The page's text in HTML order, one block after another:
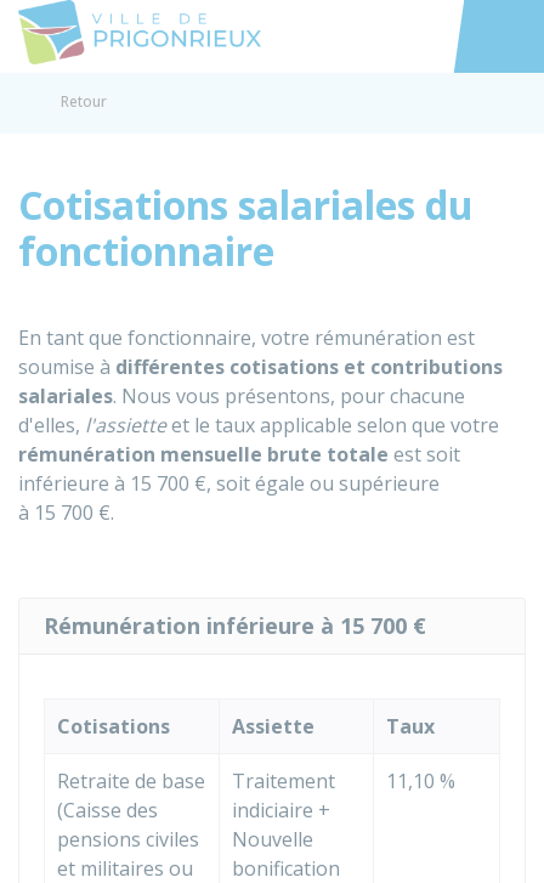
Accéder
Retour
Cotisations salariales du
fonctionnaire
En tant que fonctionnaire, votre rémunération est
soumise à différentes cotisations et contributions
salariales. Nous vous présentons, pour chacune
d'elles, l'assietteet le taux applicable selon que votre
rémunération mensuelle brute totale est soit
inférieure à 15 700 €, soit égale ou supérieure
à 15 700 €.
Rémunération inférieure à 15 700 €
Cotisations Assiette Taux
Retraite de base
(Caisse des
pensions civiles
et militaires ou
Traitement
indiciaire +
Nouvelle
bonification
11,10 %